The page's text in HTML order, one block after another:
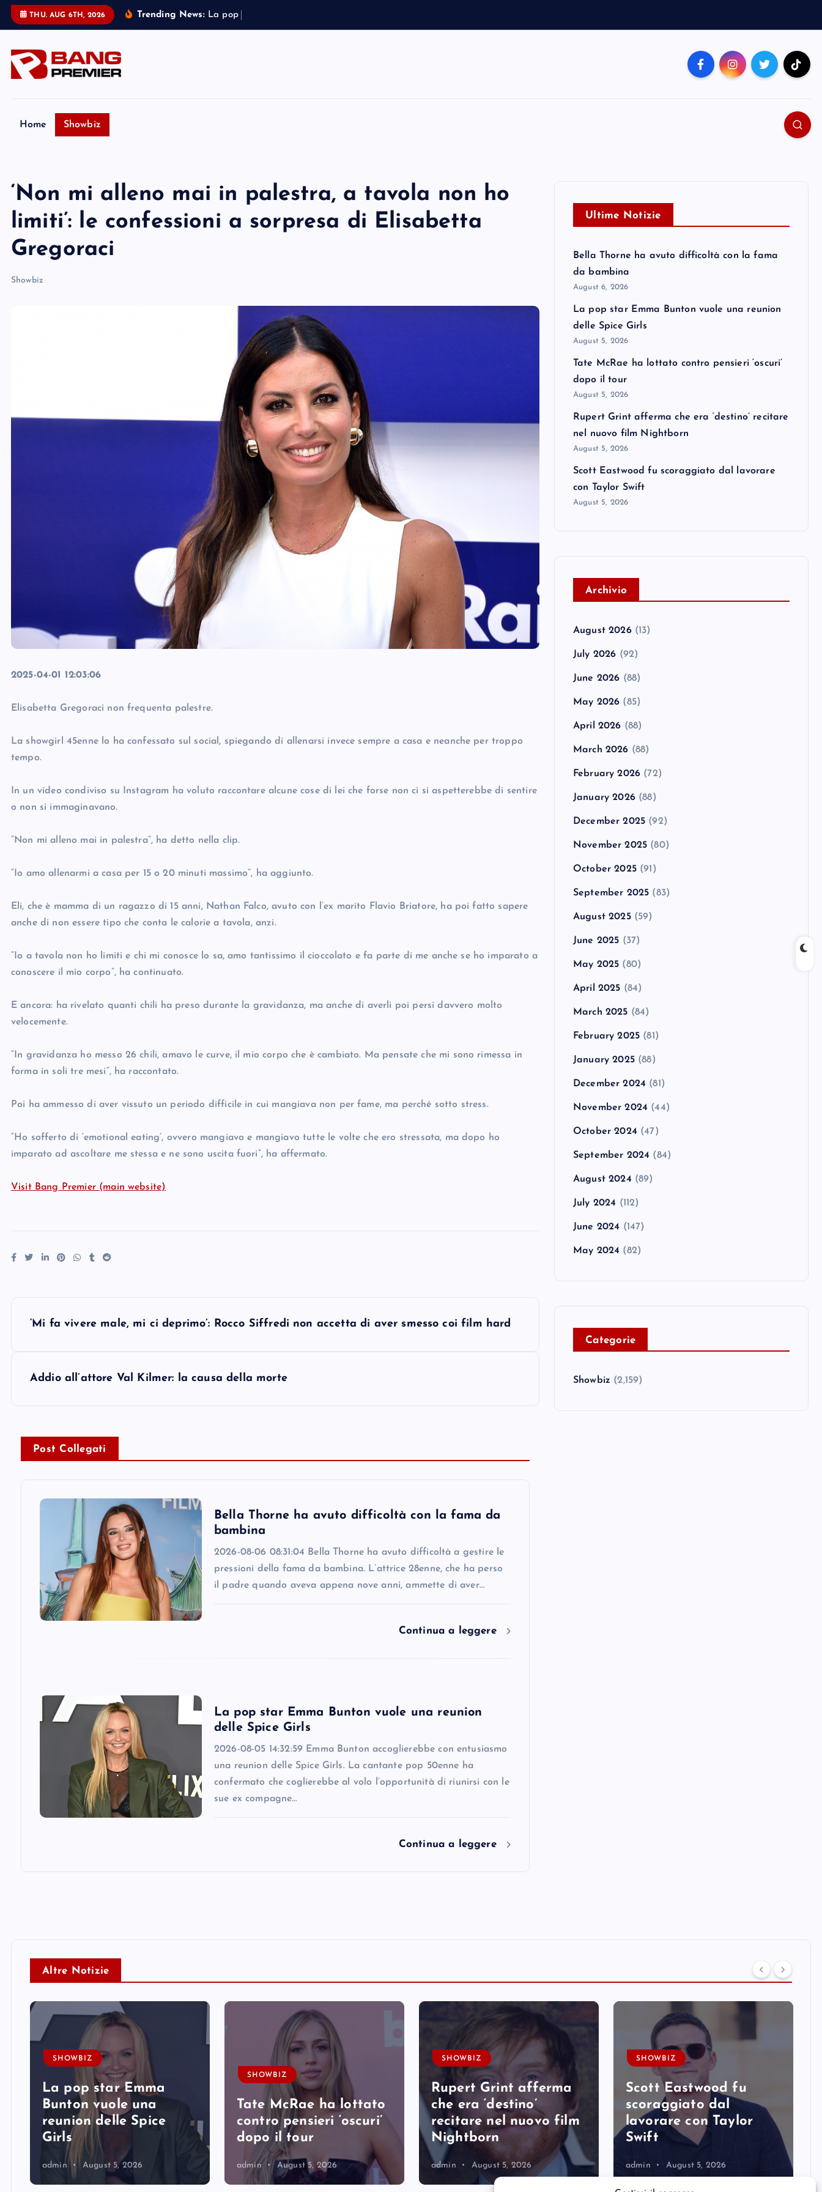
THU. AUG 6TH, 2026 Trending News: La pop
Home Showbiz
‘Non mi alleno mai in palestra, a tavola non ho
limiti’: le confessioni a sorpresa di Elisabetta
Gregoraci
Showbiz
2025-04-01 12:03:06
Elisabetta Gregoraci non frequenta palestre.
La showgirl 45enne lo ha confessato sul social, spiegando di allenarsi invece sempre a casa e neanche per troppo
tempo.
In un video condiviso su Instagram ha voluto raccontare alcune cose di lei che forse non ci si aspetterebbe di sentire
o non si immaginavano.
“Non mi alleno mai in palestra”, ha detto nella clip.
“Io amo allenarmi a casa per 15 o 20 minuti massimo”, ha aggiunto.
Eli, che è mamma di un ragazzo di 15 anni, Nathan Falco, avuto con l’ex marito Flavio Briatore, ha poi fatto sapere
anche di non essere tipo che conta le calorie a tavola, anzi.
“Io a tavola non ho limiti e chi mi conosce lo sa, amo tantissimo il cioccolato e fa parte di me anche se ho imparato a
conoscere il mio corpo”, ha continuato.
E ancora: ha rivelato quanti chili ha preso durante la gravidanza, ma anche di averli poi persi davvero molto
velocemente.
“In gravidanza ho messo 26 chili, amavo le curve, il mio corpo che è cambiato. Ma pensate che mi sono rimessa in
forma in soli tre mesi”, ha raccontato.
Poi ha ammesso di aver vissuto un periodo difficile in cui mangiava non per fame, ma perché sotto stress.
“Ho sofferto di ‘emotional eating’, ovvero mangiavo e mangiavo tutte le volte che ero stressata, ma dopo ho
imparato ad ascoltare me stessa e ne sono uscita fuori”, ha affermato.
Visit Bang Premier (main website)
‘Mi fa vivere male, mi ci deprimo’: Rocco Siffredi non accetta di aver smesso coi film hard
Addio all’attore Val Kilmer: la causa della morte
Post Collegati
Bella Thorne ha avuto difficoltà con la fama da
bambina
2026-08-06 08:31:04 Bella Thorne ha avuto difficoltà a gestire le
pressioni della fama da bambina. L’attrice 28enne, che ha perso
il padre quando aveva appena nove anni, ammette di aver…
Continua a leggere
La pop star Emma Bunton vuole una reunion
delle Spice Girls
2026-08-05 14:32:59 Emma Bunton accoglierebbe con entusiasmo
una reunion delle Spice Girls. La cantante pop 50enne ha
confermato che coglierebbe al volo l’opportunità di riunirsi con le
sue ex compagne…
Continua a leggere
Ultime Notizie
Bella Thorne ha avuto difficoltà con la fama
da bambina
August 6, 2026
La pop star Emma Bunton vuole una reunion
delle Spice Girls
August 5, 2026
Tate McRae ha lottato contro pensieri ‘oscuri’
dopo il tour
August 5, 2026
Rupert Grint afferma che era ‘destino’ recitare
nel nuovo film Nightborn
August 5, 2026
Scott Eastwood fu scoraggiato dal lavorare
con Taylor Swift
August 5, 2026
Archivio
August 2026(13)
July 2026 (92)
June 2026 (88)
May 2026 (85)
April 2026 (88)
March 2026 (88)
February 2026 (72)
January 2026(88)
December 2025 (92)
November 2025 (80)
October 2025(91)
September 2025 (83)
August 2025(59)
June 2025 (37)
May 2025 (80)
April 2025 (84)
March 2025 (84)
February 2025 (81)
January 2025(88)
December 2024 (81)
November 2024 (44)
October 2024 (47)
September 2024 (84)
August 2024 (89)
July 2024 (112)
June 2024 (147)
May 2024 (82)
Categorie
Showbiz (2,159)
Altre Notizie
SHOWBIZ
La pop star Emma
Bunton vuole una
reunion delle Spice
Girls
admin August 5, 2026
SHOWBIZ
Tate McRae ha lottato
contro pensieri ‘oscuri’
dopo il tour
admin August 5, 2026
SHOWBIZ
Rupert Grint afferma
che era ‘destino’
recitare nel nuovo film
Nightborn
admin August 5, 2026
SHOWBIZ
Scott Eastwood fu
scoraggiato dal
lavorare con Taylor
Swift
admin August 5, 2026